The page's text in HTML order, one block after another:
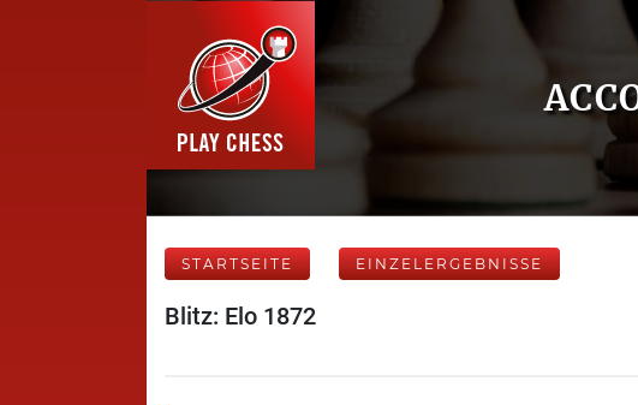
STARTSEITE EINZELERGEBNISSE
Blitz: Elo 1872